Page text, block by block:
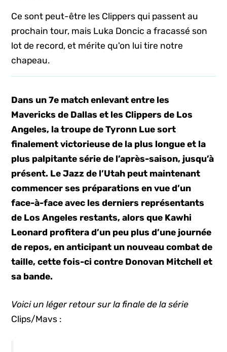
Ce sont peut-être les Clippers qui passent au
prochain tour, mais Luka Doncic a fracassé son
lot de record, et mérite qu'on lui tire notre
chapeau.
Dans un 7e match enlevant entre les
Mavericks de Dallas et les Clippers de Los
Angeles, la troupe de Tyronn Lue sort
finalement victorieuse de la plus longue et la
plus palpitante série de l’après-saison, jusqu’à
présent. Le Jazz de l’Utah peut maintenant
commencer ses préparations en vue d’un
face-à-face avec les derniers représentants
de Los Angeles restants, alors que Kawhi
Leonard profitera d’un peu plus d’une journée
de repos, en anticipant un nouveau combat de
taille, cette fois-ci contre Donovan Mitchell et
sa bande.
Voici un léger retour sur la finale de la série
Clips/Mavs :